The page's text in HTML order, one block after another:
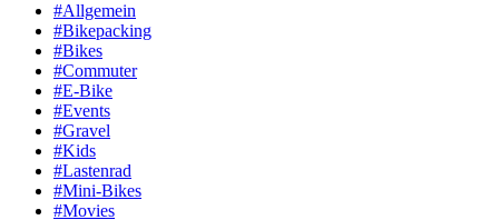
#Allgemein
#Bikepacking
#Bikes
#Commuter
#E-Bike
#Events
#Gravel
#Kids
#Lastenrad
#Mini-Bikes
#Movies